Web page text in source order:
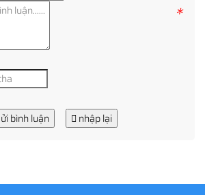
*
bình luận nhập lại